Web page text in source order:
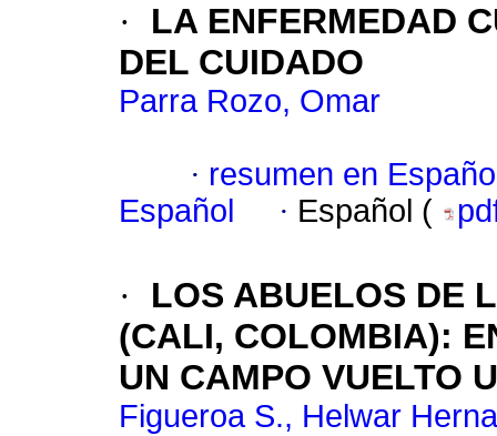
·
LA ENFERMEDAD
DEL CUIDADO
Parra Rozo, Omar
· resumen en
Español
· Español (
·
LOS ABUELOS DE
(CALI, COLOMBIA):
UN CAMPO VUELTO
Figueroa S., Helwar